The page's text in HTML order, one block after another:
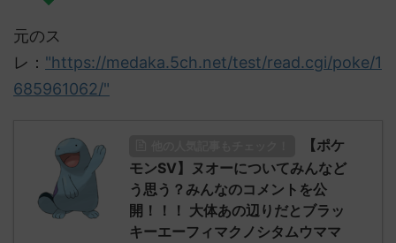
元のス
レ： "https://medaka.5ch.net/test/read.cgi/poke/1
685961062/"
【ポケ
モンSV】ヌオーについてみんなど
う思う？みんなのコメントを公
開！！！ 大体あの辺りだとブラッ
キーエーフィマクノシタムウママ